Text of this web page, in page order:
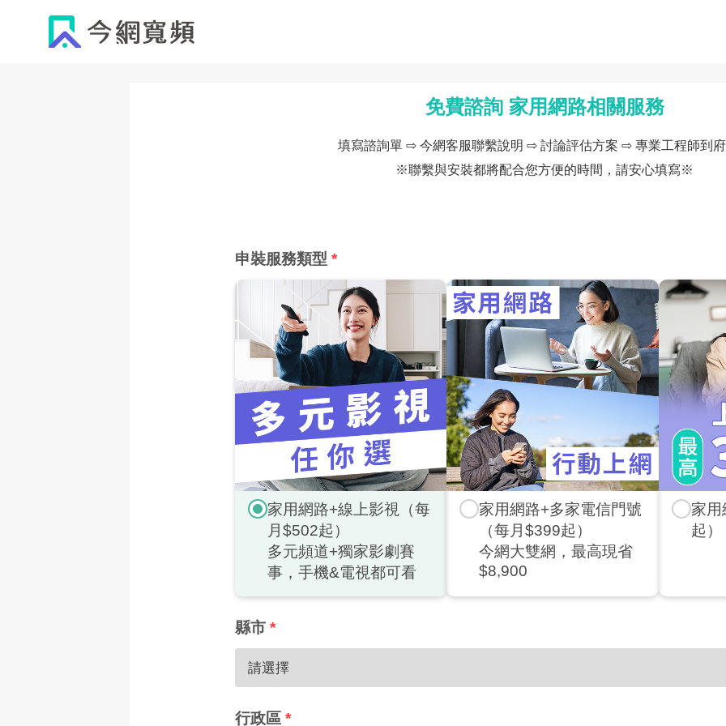
免費諮詢 家用網路相關服務
填寫諮詢單 ⇨ 今網客服聯繫說明 ⇨ 討論評估方案 ⇨ 專業工程師到
※聯繫與安裝都將配合您方便的時間，請安心填寫※
申裝服務類型 *
家用網路+線上影視（每
月$502起）
多元頻道+獨家影劇賽
事，手機&電視都可看
家用網路+多家電信門號
（每月$399起）
今網大雙網，最高現省
$8,900
家用
起）
縣市 *
行政區 *